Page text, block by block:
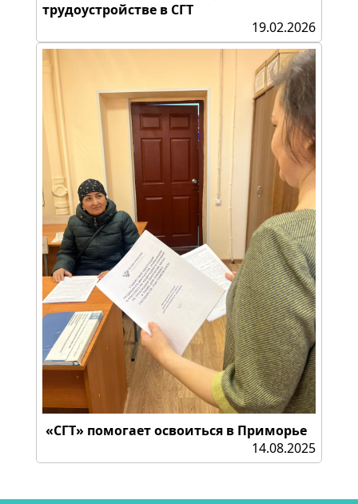
трудоустройстве в СГТ
19.02.2026
«СГТ» помогает освоиться в Приморье
14.08.2025